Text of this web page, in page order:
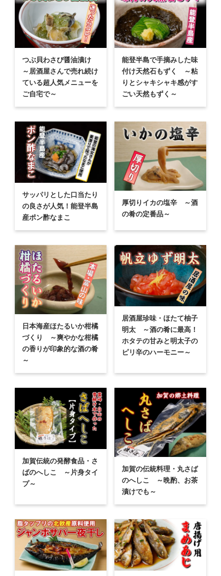
つぶ貝わさび醤油漬け
～居酒屋さんで売れ続け
ている超人気メニューを
ご自宅で～
能登半島で手摘みした味
付け天然石もずく ～粘
りとシャキシャキ感がす
ごい天然もずく～
サッパリとした口当たり
の良さが人気！能登半島
産ポン酢なまこ
厚切りイカの塩辛 ～酒
の肴の定番品～
日本海産ほたるいか柑橘
づくり ～爽やかな柑橘
の香りが印象的な酒の肴
～
居酒屋珍味・ほたて柚子
明太 ～酒の肴に最高！
ホタテの甘みと明太子の
ピリ辛のハーモニー～
加賀伝統の発酵食品・さ
ばのへしこ ～片身タイ
プ～
加賀の伝統料理・丸さば
のへしこ ～晩酌、お茶
漬けでも～